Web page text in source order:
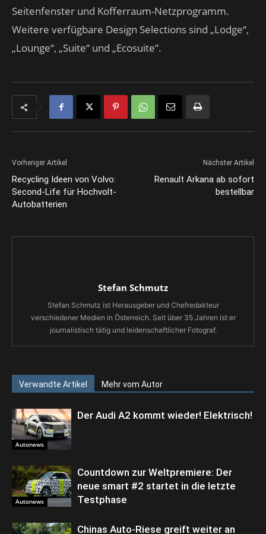
Seitenfenster und Kofferraum-Netzprogramm.
Weitere verfügbare Design Selections sind „Lodge“,
„Lounge“, „Suite“ und „Ecosuite“.
Vorheriger Artikel
Recycling Ideen von Volvo:
Second-Life für Hochvolt-
Autobatterien
Nächster Artikel
Renault Arkana ab sofort
bestellbar
Stefan Schmutz
Stefan Schmutz ist Herausgeber und Chefredakteur
verschiedener Medien in Österreich. Seit über 35 Jahren ist er
journalistisch tätig und leidenschaftlicher Fotograf.
Verwandte Artikel Mehr vom Autor
Autonews
Der Audi A2 kommt wieder! Elektrisch!
Autonews
Countdown zur Weltpremiere: Der
neue smart #2 startet in die letzte
Testphase
Chinas Auto-Riese greift weiter an